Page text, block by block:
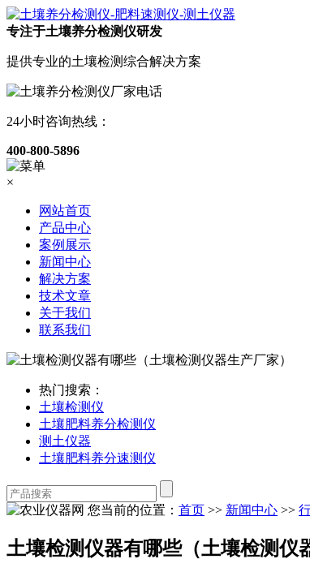
专注于土壤养分检测仪研发
提供专业的土壤检测综合解决方案
24小时咨询热线：
400-800-5896
×
网站首页
产品中心
案例展示
新闻中心
解决方案
技术文章
关于我们
联系我们
热门搜索：
土壤检测仪
土壤肥料养分检测仪
测土仪器
土壤肥料养分速测仪
您当前的位置： 首页 >> 新闻中心 >>
土壤检测仪器有哪些（土壤检测仪